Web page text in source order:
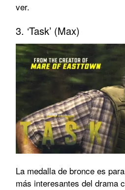
ver.
3. ‘Task’ (Max)
La medalla de bronce es
más interesantes del drama